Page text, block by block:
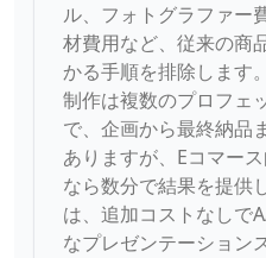
ル、フォトグラファー
材費用など、従来の商
かる手順を排除します
制作は複数のプロフェ
で、企画から最終納品
ありますが、Eコマー
なら数分で結果を提供
は、追加コストなしで
なプレゼンテーション